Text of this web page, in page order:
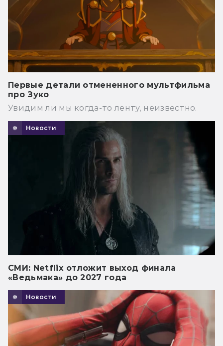
Первые детали отмененного мультфильма
про Зуко
Увидим ли мы когда-то ленту, неизвестно.
Новости
СМИ: Netflix отложит выход финала
«Ведьмака» до 2027 года
Новости